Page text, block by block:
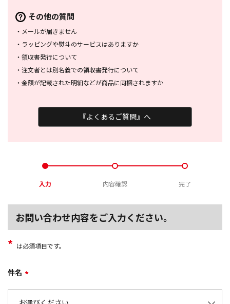
その他の質問
・ メールが届きません
・ ラッピングや熨斗のサービスはありますか
・ 領収書発行について
・ 注文者とは別名義での領収書発行について
・ 金額が記載された明細などが商品に同梱されますか
『よくあるご質問』へ
入力 内容確認 完了
お問い合わせ内容をご入力ください。
* は必須項目です。
件名 *